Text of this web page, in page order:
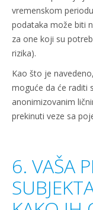
vremenskom
podataka može biti
za one koji su
rizika).
Kao što je
moguće da će raditi
anonimizovanim
prekinuti veze sa
6. VAŠA